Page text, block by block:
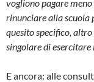
vogliono pagare meno
rinunciare alla scuola
quesito specifico,
singolare di
E ancora: alle